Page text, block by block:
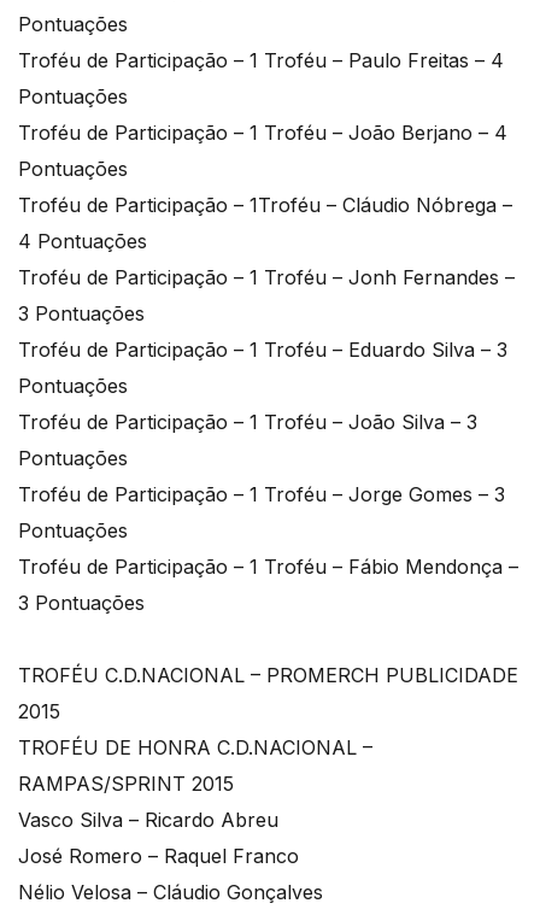
Pontuações
Troféu de Participação – 1 Troféu – Paulo Freitas – 4
Pontuações
Troféu de Participação – 1 Troféu – João Berjano – 4
Pontuações
Troféu de Participação – 1Troféu – Cláudio Nóbrega –
4 Pontuações
Troféu de Participação – 1 Troféu – Jonh Fernandes –
3 Pontuações
Troféu de Participação – 1 Troféu – Eduardo Silva – 3
Pontuações
Troféu de Participação – 1 Troféu – João Silva – 3
Pontuações
Troféu de Participação – 1 Troféu – Jorge Gomes – 3
Pontuações
Troféu de Participação – 1 Troféu – Fábio Mendonça –
3 Pontuações
TROFÉU C.D.NACIONAL – PROMERCH PUBLICIDADE
2015
TROFÉU DE HONRA C.D.NACIONAL –
RAMPAS/SPRINT 2015
Vasco Silva – Ricardo Abreu
José Romero – Raquel Franco
Nélio Velosa – Cláudio Gonçalves